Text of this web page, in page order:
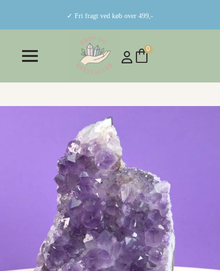
✓ Fri fragt ved køb over 499,-
0